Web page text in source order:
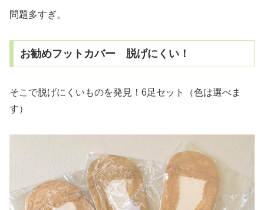
問題多すぎ。
お勧めフットカバー 脱げにくい！
そこで脱げにくいものを発見！6足セット（色は選べま
す）